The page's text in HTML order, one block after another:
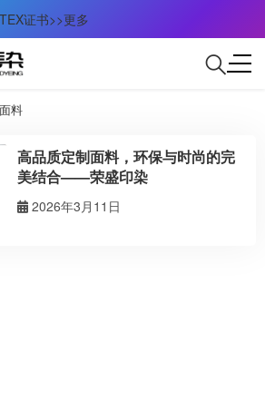
证书>>更多
料
高品质定制面料，环保与时尚的完
美结合——荣盛印染
2026年3月11日